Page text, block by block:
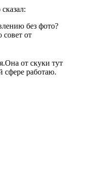
без фото?
от
от скуки тут
сфере работаю.